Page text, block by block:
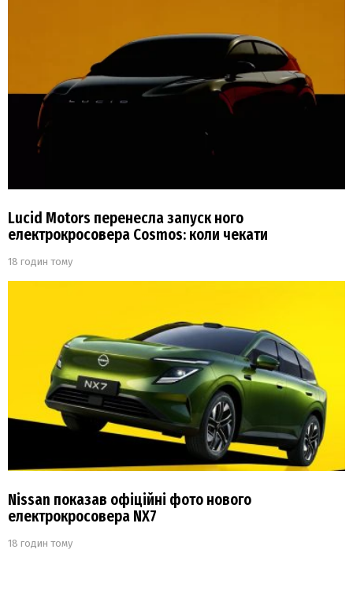
Lucid Motors перенесла запуск ного
електрокросовера Cosmos: коли чекати
18 годин тому
Nissan показав офіційні фото нового
електрокросовера NX7
18 годин тому